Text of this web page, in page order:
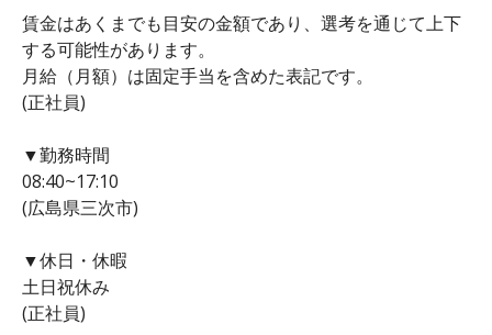
賃金はあくまでも目安の金額であり、選考を通じて上下
する可能性があります。
月給（月額）は固定手当を含めた表記です。
(正社員)
▼勤務時間
08:40~17:10
(広島県三次市)
▼休日・休暇
土日祝休み
(正社員)